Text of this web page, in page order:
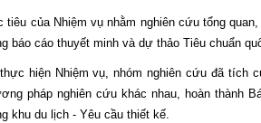
tiêu của Nhiệm vụ nhằm nghiên cứu tổng
báo cáo thuyết minh và dự thảo Tiêu chuẩn
hiện Nhiệm vụ, nhóm nghiên cứu đã tích
pháp nghiên cứu khác nhau, hoàn thành
khu du lịch - Yêu cầu thiết kế.